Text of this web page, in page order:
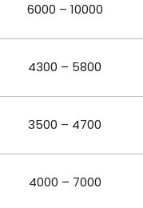
6000 – 10000
4300 – 5800
3500 – 4700
4000 – 7000